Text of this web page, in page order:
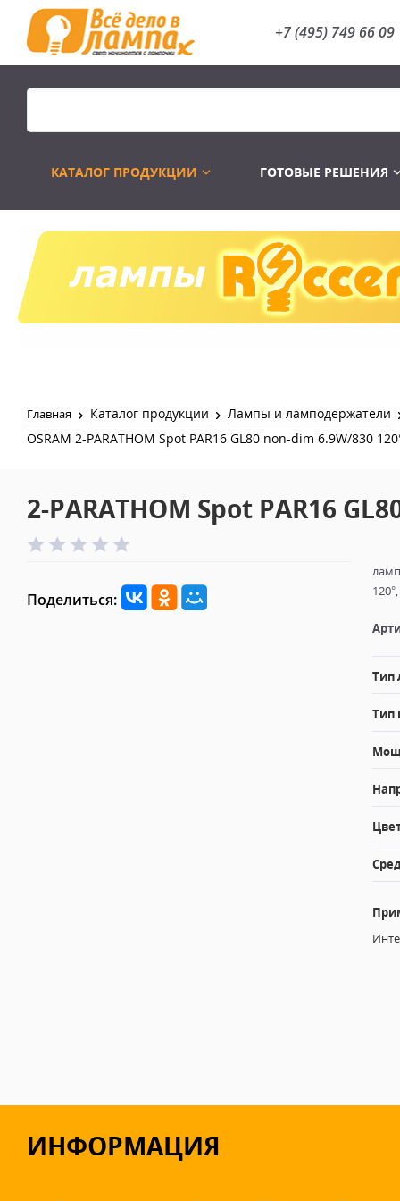
+7 (495) 749 66 09
КАТАЛОГ ПРОДУКЦИИ
Распродажа Лампы
ГОТОВЫЕ РЕШЕНИЯ
Главная Каталог продукции
Лампы и ламподержатели
OSRAM 2-PARATHOM Spot PAR16 GL80 non-dim 6.9W/830
2-PARATHOM Spot PAR16
Поделиться:
Тип
Тип
ИНФОРМАЦИЯ